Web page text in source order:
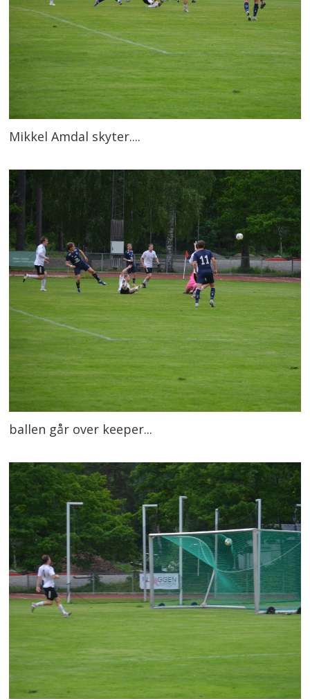
Mikkel Amdal skyter....
ballen går over keeper...